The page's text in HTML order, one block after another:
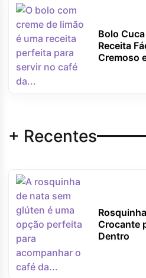
Bolo
Receita
Cremoso
+ Recentes
Crocante
Dentro